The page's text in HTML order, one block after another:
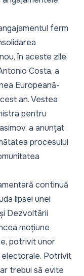
ferm
în aceste zile.
Costa, a
Europeană-
an. Vestea
pentru
a anunțat
procesului
continuă
lipsei unei
Dezvoltării
moțiune
potrivit unor
electorale. Potrivit
trebui să evite